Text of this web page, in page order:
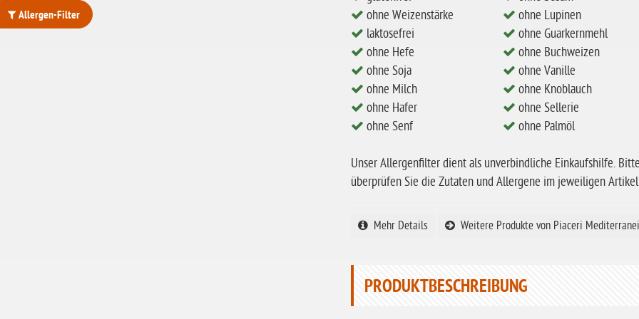
Allergen-Filter
ohne Weizenstärke
laktosefrei
ohne Hefe
ohne Soja
ohne Milch
ohne Hafer
ohne Senf
ohne Lupinen
ohne Guarkernmehl
ohne Buchweizen
ohne Vanille
ohne Knoblauch
ohne Sellerie
ohne Palmöl
Unser Allergenfilter dient als unverbindliche Einkaufshilfe. Bitte
überprüfen Sie die Zutaten und Allergene im jeweiligen
Mehr Details Weitere Produkte von Piaceri Mediterranei
PRODUKTBESCHREIBUNG